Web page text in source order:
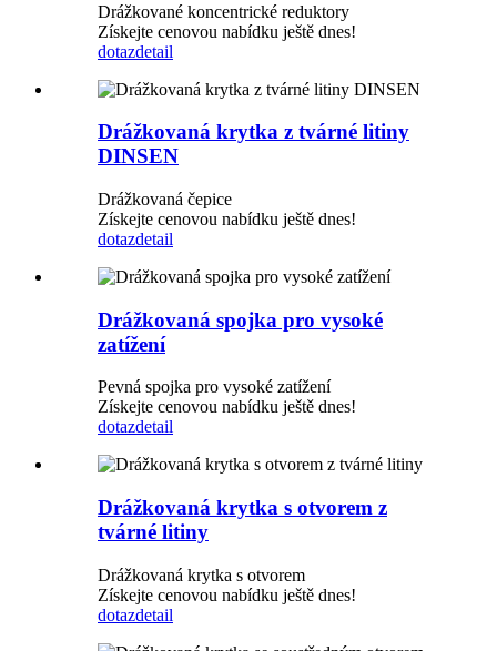
Drážkované koncentrické reduktory
Získejte cenovou nabídku ještě dnes!
dotazdetail
Drážkovaná krytka z tvárné litiny
DINSEN
Drážkovaná čepice
Získejte cenovou nabídku ještě dnes!
dotazdetail
Drážkovaná spojka pro vysoké
zatížení
Pevná spojka pro vysoké zatížení
Získejte cenovou nabídku ještě dnes!
dotazdetail
Drážkovaná krytka s otvorem z
tvárné litiny
Drážkovaná krytka s otvorem
Získejte cenovou nabídku ještě dnes!
dotazdetail